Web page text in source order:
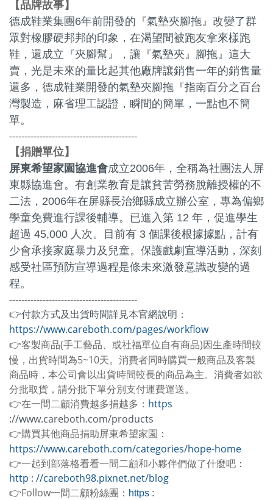
【品牌故事】
德成鞋業集團6年前開發的『氣墊夾腳拖』改變了群
眾對橡膠硬邦邦的印象，在渴望間被跑友拿來樣跑
鞋，還成立『夾腳幫』，讓『氣墊夾』腳拖』這大
賣，光是未來的量比起其他廠牌讓銷售一年的銷售量
還多，德成鞋業開發的氣墊夾腳拖『指南百分之百台
灣製造，麻省理工認證，瞬間的簡單，一點也不簡
單。
------------------------------------------
【捐贈單位】
屏東希望家園協進會成立2006年，全稱為社團法人屏
東縣協進會。有創業教育是讓貧苦勞務脫離授權的不
二法，2006年在屏縣長治鄉縣成立辦公室，專為偏鄉
學童免費進行課後輔導。已進入第 12 年，促進學生
超過 45,000 人次。目前有 3 個課後根據據點，計有
少會承接家庭暴力及兒童。保護戲劇宣導活動，深刻
感受社區預防宣導過程是條未來激發意識改變的過
程。
------------------------------------------
👉付款方式及出貨時間詳見本官網說明：
https://www.careboth.com/pages/workflow
👉客製商品(手工藝品、或社福單位自有商品)因生產時間較
慢，出貨時間為5~10天。消費者同時購買一般商品及客製
商品時，本公司會以出貨時間較長的商品為主。消費者如欲
分批取貨，請分批下單分別支付運費運送。
👉在一間二顧消費越多捐越多 ：
://www.careboth.com/products
👉購買其他商品捐助屏東希望家園 ：
https://www.careboth.com/categories/hope-home
👉一起到部落格看看一間二顧和小夥伴們做了什麼吧 ：
http : //careboth98.pixnet.net/blog
👉Follow一間二顧粉絲團 ： https